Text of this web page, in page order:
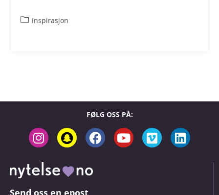
Inspirasjon
FØLG OSS PÅ:
Send oss en epost